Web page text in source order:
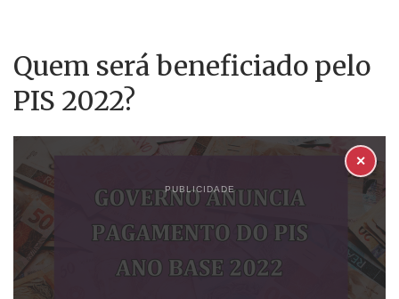
Quem será beneficiado pelo
PIS 2022?
PUBLICIDADE
✕